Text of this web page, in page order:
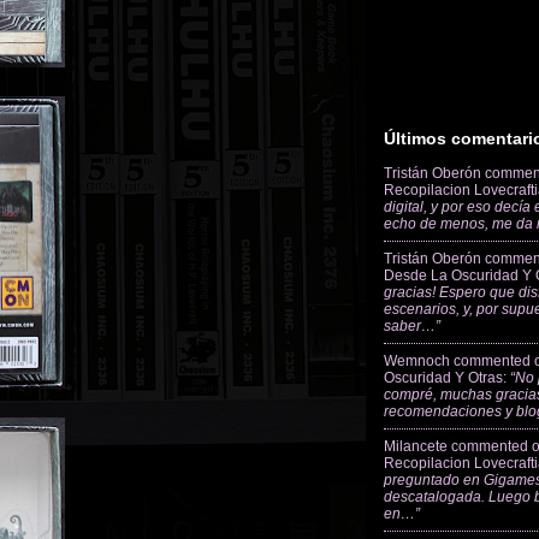
Últimos
Tristán Oberón
Recopilacion
digital, y por eso decía
echo de menos, me
Tristán Oberón
Desde La Oscuridad Y
gracias! Espero que
escenarios, y, por
saber…”
Wemnoch commented
Oscuridad Y Otras:
compré, muchas
recomendaciones y
Milancete commented
Recopilacion
preguntado en
descatalogada. Luego
en…”